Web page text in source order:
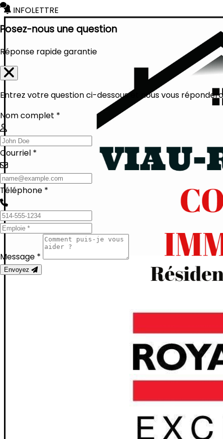
INFOLETTRE
Posez-nous une question
Réponse rapide garantie
Entrez votre question ci-dessous et nous vous
Nom complet *
Courriel *
Téléphone *
Message *
Envoyez